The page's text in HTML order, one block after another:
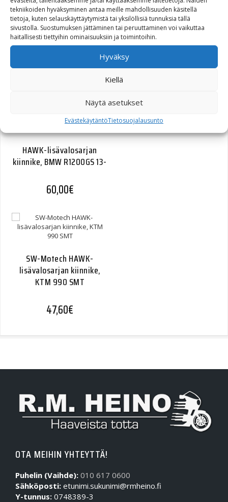
tekniikoiden hyväksyminen antaa meille mahdollisuuden käsitellä
tietoja, kuten selauskäyttäytymistä tai yksilöllisiä tunnuksia tällä
sivustolla. Suostumuksen jättäminen tai peruuttaminen voi vaikuttaa
haitallisesti tiettyihin ominaisuuksiin ja toimintoihin.
Hyväksy
Kiellä
Näytä asetukset
EvästekäytäntöTietosuojalausunto
lisävalosarjan kiinnike,
BMW F650GS 08-/F800GS
55,00€
HAWK-lisävalosarjan
kiinnike, BMW R1200GS 13-
60,00€
SW-Motech HAWK-
lisävalosarjan kiinnike,
KTM 990 SMT
47,60€
OTA MEIHIN YHTEYTTÄ!
Puhelin (Vaihde): 010 617 0600
Sähköposti: etunimi.sukunimi@rmheino.fi
Y-tunnus: 0748389-3